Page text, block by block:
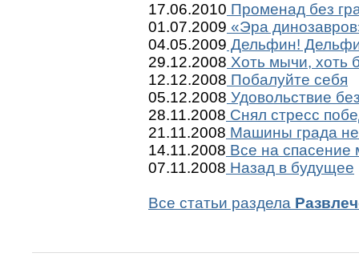
17.06.2010 Променад без
01.07.2009 «Эра
04.05.2009 Дельфин!
29.12.2008 Хоть мычи, хоть
12.12.2008 Побалуйте себя
05.12.2008 Удовольствие
28.11.2008 Снял стресс
21.11.2008 Машины града не
14.11.2008 Все на спасение
07.11.2008 Назад в будущее
Все статьи раздела